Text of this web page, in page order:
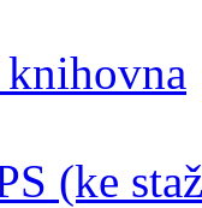
(ke